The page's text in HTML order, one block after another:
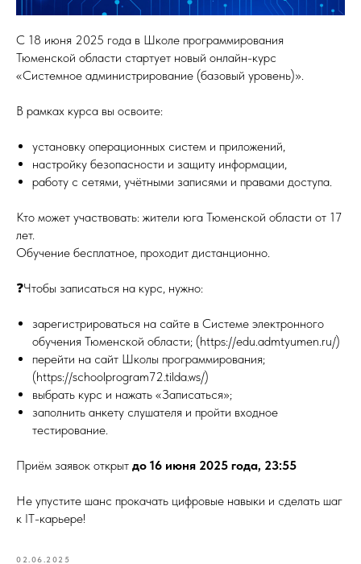
С 18 июня 2025 года в Школе программирования
Тюменской области стартует новый онлайн-курс
«Системное администрирование (базовый уровень)».
В рамках курса вы освоите:
установку операционных систем и приложений,
настройку безопасности и защиту информации,
работу с сетями, учётными записями и правами доступа.
Кто может участвовать: жители юга Тюменской области от 17
лет.
Обучение бесплатное, проходит дистанционно.
❓Чтобы записаться на курс, нужно:
зарегистрироваться на сайте в Системе электронного
обучения Тюменской области; (https://edu.admtyumen.ru/)
перейти на сайт Школы программирования;
(https://schoolprogram72.tilda.ws/)
выбрать курс и нажать «Записаться»;
заполнить анкету слушателя и пройти входное
тестирование.
Приём заявок открыт до 16 июня 2025 года, 23:55
Не упустите шанс прокачать цифровые навыки и сделать шаг
к IT-карьере!
02.06.2025